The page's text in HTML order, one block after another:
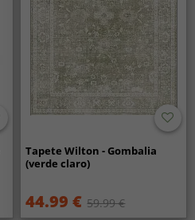
Tapete Wilton - Gombalia
(verde claro)
44.99 € 59.99 €